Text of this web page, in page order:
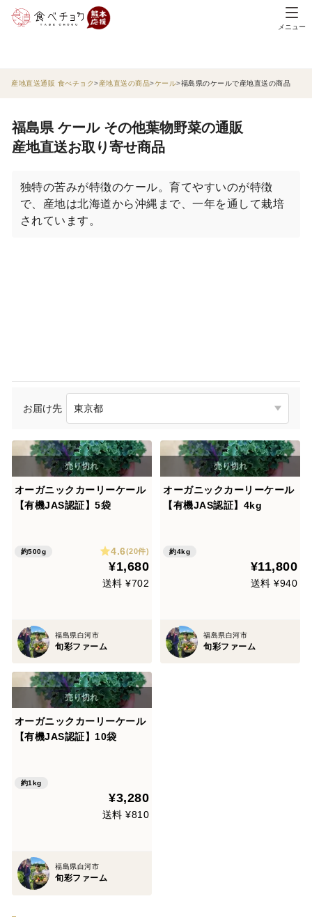
メニュー
産地直送通販 食べチョク 産地直送の商品 ケール 福島県のケールで産地直送の商品
福島県 ケール その他葉物野菜の通販
産地直送お取り寄せ商品
独特の苦みが特徴のケール。育てやすいのが特徴
で、産地は北海道から沖縄まで、一年を通して栽培
されています。
お届け先
オーガニックカーリーケール
【有機JAS認証】5袋
約500g 4.6(20件)
¥1,680
送料 ¥702
福島県白河市
旬彩ファーム
オーガニックカーリーケール
【有機JAS認証】4kg
約4kg
¥11,800
送料 ¥940
福島県白河市
旬彩ファーム
オーガニックカーリーケール
【有機JAS認証】10袋
約1kg
¥3,280
送料 ¥810
福島県白河市
旬彩ファーム